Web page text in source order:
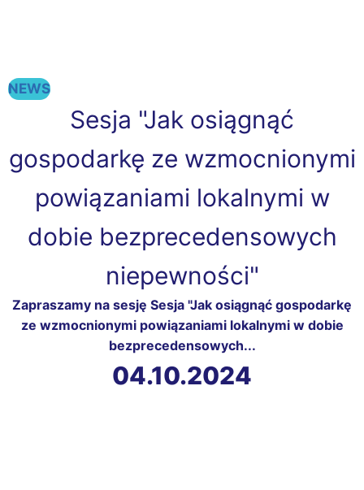
NEWS
Sesja "Jak osiągnąć
gospodarkę ze wzmocnionymi
powiązaniami lokalnymi w
dobie bezprecedensowych
niepewności"
Zapraszamy na sesję Sesja "Jak osiągnąć gospodarkę
ze wzmocnionymi powiązaniami lokalnymi w dobie
bezprecedensowych...
04.10.2024